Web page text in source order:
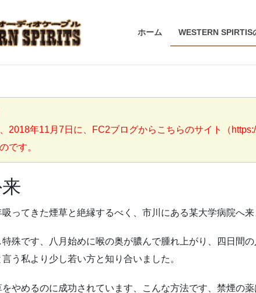
ホーム WESTERN SPIRTIS
2018年11月7日に、FC2ブログからこちらのサイト（
です。
ってきた煙草と絶縁するべく、市川にある某大学病院へ来
殊です、八月始めに喉の奥が膿んで腫れ上がり、四日間
う私より少し若い方と知り合いました。
やめるのに成功されています、こんな方法です、禁煙の